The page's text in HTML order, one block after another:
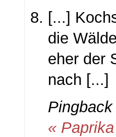
[...]
die
eher der
nach [...]
«